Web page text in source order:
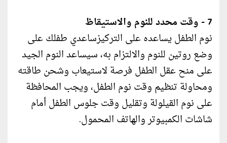
7 - وقت محدد للنوم والاستيقاظ
نوم الطفل يساعده على التركيزساعدي طفلك على
وضع روتين للنوم والالتزام به، سيساعد النوم الجيد
على منح عقل الطفل فرصة لاستيعاب وشحن طاقته
ومحاولة تنظيم وقت نوم الطفل، ويجب المحافظة
على نوم القيلولة وتقليل وقت جلوس الطفل أمام
شاشات الكمبيوتر والهاتف المحمول.